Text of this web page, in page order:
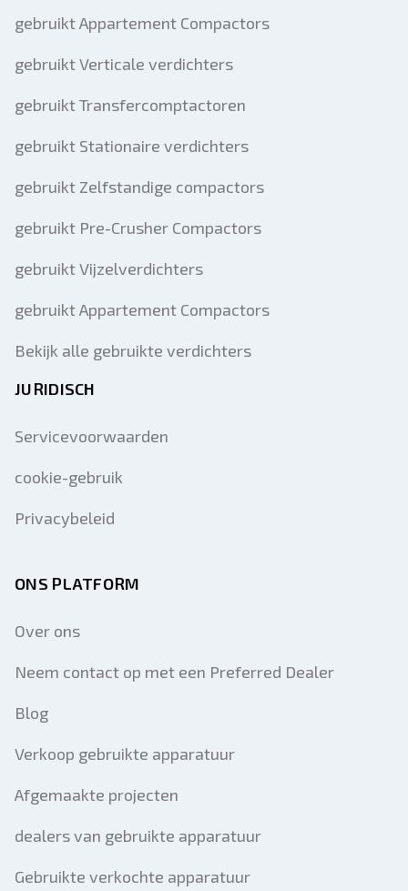
gebruikt Appartement Compactors
gebruikt Verticale verdichters
gebruikt Transfercomptactoren
gebruikt Stationaire verdichters
gebruikt Zelfstandige compactors
gebruikt Pre-Crusher Compactors
gebruikt Vijzelverdichters
gebruikt Appartement Compactors
Bekijk alle gebruikte verdichters
JURIDISCH
Servicevoorwaarden
cookie-gebruik
Privacybeleid
ONS PLATFORM
Over ons
Neem contact op met een Preferred Dealer
Blog
Verkoop gebruikte apparatuur
Afgemaakte projecten
dealers van gebruikte apparatuur
Gebruikte verkochte apparatuur